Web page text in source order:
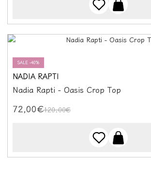
SALE -40%
NADIA RAPTI
Nadia Rapti - Oasis Crop Top
72,00€120,00€